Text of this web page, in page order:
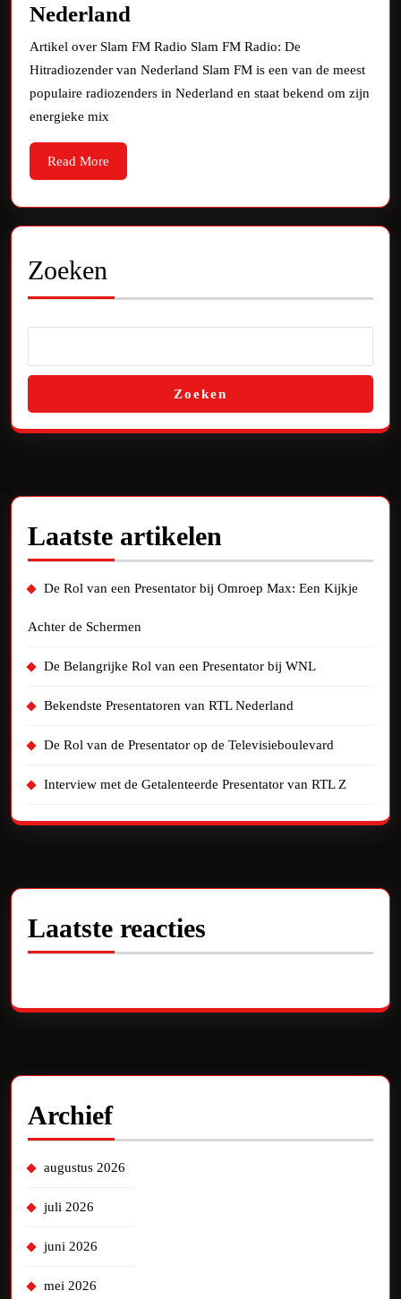
Nederland
de
Wereld
van
De
Hitradiozender
Artikel over Slam FM Radio Slam FM Radio: De
Hitradiozender van Nederland Slam FM is een van de meest
populaire radiozenders in Nederland en staat bekend om zijn
energieke mix
Read More
More
Zoeken
Zoeken
Laatste artikelen
De Rol van een Presentator bij Omroep Max: Een Kijkje
Achter de Schermen
De Belangrijke Rol van een Presentator bij WNL
Bekendste Presentatoren van RTL Nederland
De Rol van de Presentator op de Televisieboulevard
Interview met de Getalenteerde Presentator van RTL Z
Laatste reacties
Archief
augustus 2026
juli 2026
juni 2026
mei 2026